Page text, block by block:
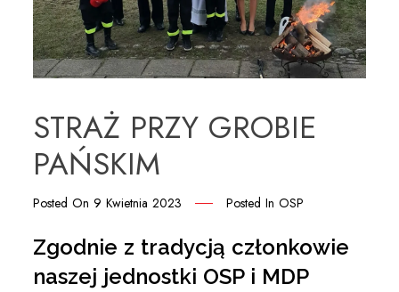
STRAŻ PRZY GROBIE
PAŃSKIM
Posted On 9 Kwietnia 2023 Posted InOSP
Zgodnie z tradycją członkowie
naszej jednostki OSP i MDP